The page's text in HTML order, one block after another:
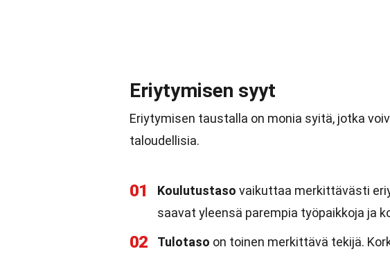
Eriytymisen syyt
Eriytymisen taustalla on monia syitä, jotka
taloudellisia.
01 Koulutustaso vaikuttaa merkittävästi
saavat yleensä parempia työpaikkoja ja
02 Tulotaso on toinen merkittävä tekijä.